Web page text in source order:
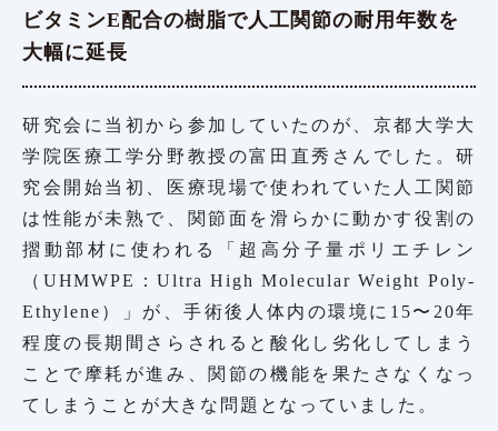
ビタミンE配合の樹脂で人工関節の耐用年数を
大幅に延長
研究会に当初から参加していたのが、京都大学大
学院医療工学分野教授の富田直秀さんでした。研
究会開始当初、医療現場で使われていた人工関節
は性能が未熟で、関節面を滑らかに動かす役割の
摺動部材に使われる「超高分子量ポリエチレン
（UHMWPE：Ultra High Molecular Weight Poly-
Ethylene）」が、手術後人体内の環境に15〜20年
程度の長期間さらされると酸化し劣化してしまう
ことで摩耗が進み、関節の機能を果たさなくなっ
てしまうことが大きな問題となっていました。